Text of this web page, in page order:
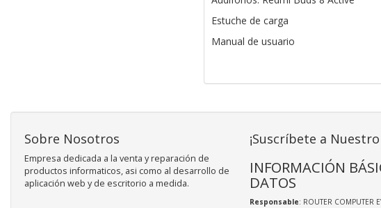
Estuche de carga
Manual de usuario
Sobre Nosotros
Empresa dedicada a la venta y reparación de
productos informaticos, asi como al desarrollo de
aplicación web y de escritorio a medida.
¡Suscríbete a
INFORMACIÓN
DATOS
Responsable: ROUTER COMPUTER